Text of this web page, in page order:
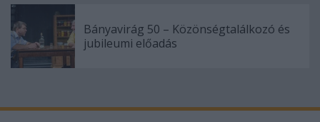
Bányavirág 50 – Közönségtalálkozó és
jubileumi előadás